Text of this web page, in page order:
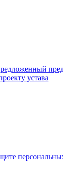
устава